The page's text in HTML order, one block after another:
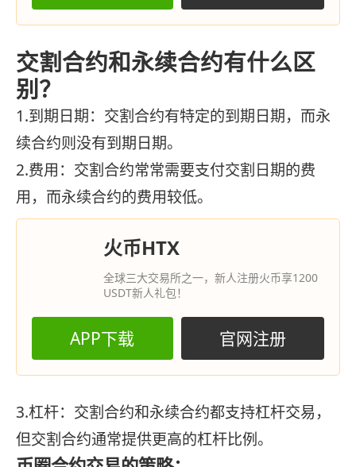
交割合约和永续合约有什么区
别？
1.到期日期：交割合约有特定的到期日期，而永
续合约则没有到期日期。
2.费用：交割合约常常需要支付交割日期的费
用，而永续合约的费用较低。
火币HTX
全球三大交易所之一，新人注册火币享1200
USDT新人礼包！
APP下载 官网注册
3.杠杆：交割合约和永续合约都支持杠杆交易，
但交割合约通常提供更高的杠杆比例。